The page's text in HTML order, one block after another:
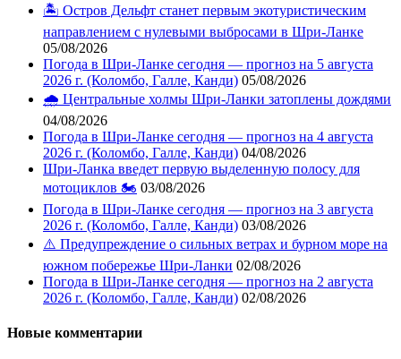
🏝️ Остров Дельфт станет первым экотуристическим
направлением с нулевыми выбросами в Шри-Ланке
05/08/2026
Погода в Шри-Ланке сегодня — прогноз на 5 августа
2026 г. (Коломбо, Галле, Канди) 05/08/2026
🌧️ Центральные холмы Шри-Ланки затоплены дождями
04/08/2026
Погода в Шри-Ланке сегодня — прогноз на 4 августа
2026 г. (Коломбо, Галле, Канди) 04/08/2026
Шри-Ланка введет первую выделенную полосу для
мотоциклов 🏍️ 03/08/2026
Погода в Шри-Ланке сегодня — прогноз на 3 августа
2026 г. (Коломбо, Галле, Канди) 03/08/2026
⚠️ Предупреждение о сильных ветрах и бурном море на
южном побережье Шри-Ланки 02/08/2026
Погода в Шри-Ланке сегодня — прогноз на 2 августа
2026 г. (Коломбо, Галле, Канди) 02/08/2026
Новые комментарии